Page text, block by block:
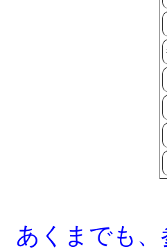
あくまでも